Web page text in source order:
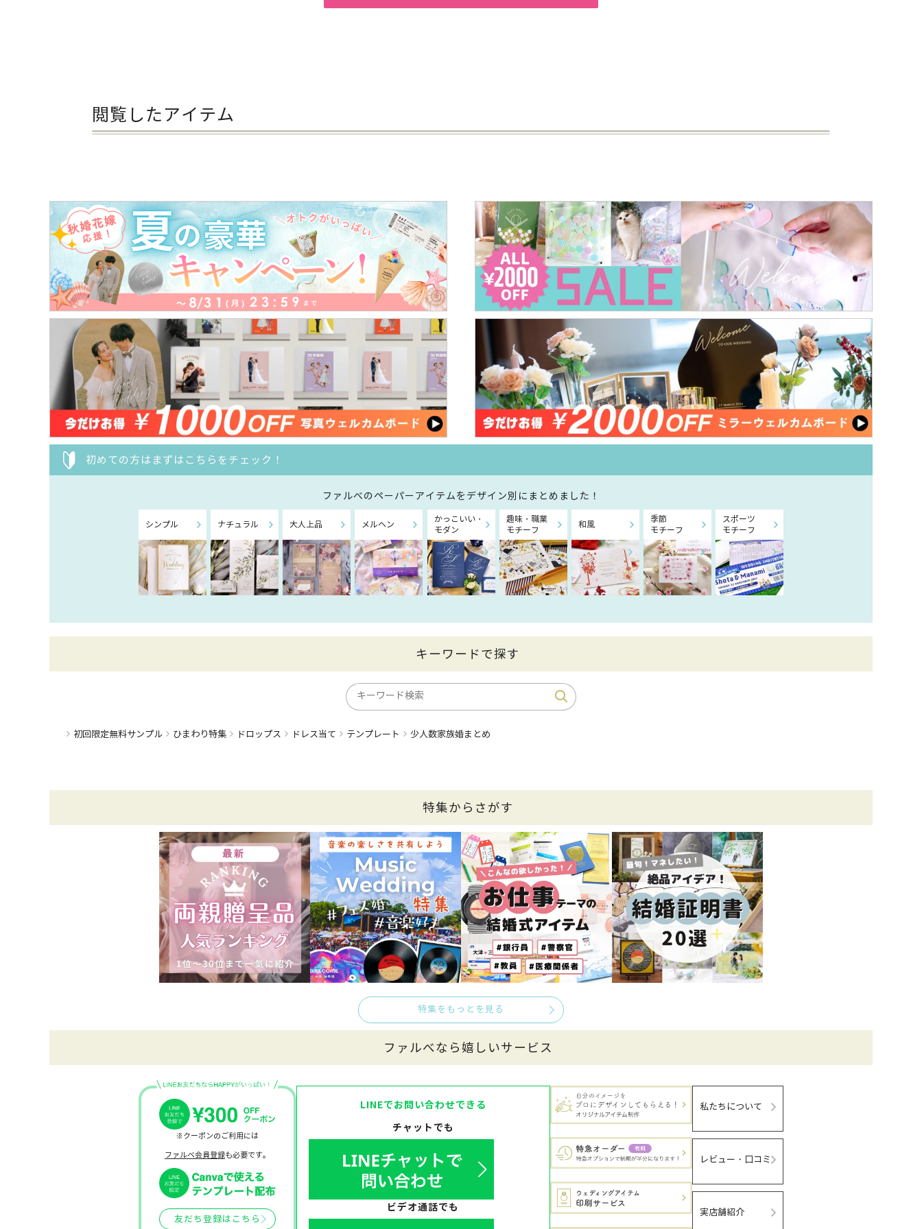
閲覧したアイテム
初めての方はまずはこちらをチェック！
ファルべのペーパーアイテムをデザイン別にまとめました！
シンプル ナチュラル 大人上品 メルヘン
かっこいい・
モダン
趣味・職業
モチーフ
和風
季節
モチーフ
スポーツ
モチーフ
キーワードで探す
初回限定無料サンプル ひまわり特集 ドロップス ドレス当て テンプレート 少人数家族婚まとめ
特集からさがす
特集をもっとを見る
ファルべなら嬉しいサービス
※クーポンのご利用には
ファルベ会員登録も必要です。
友だち登録はこちら
LINEでお問い合わせできる
チャットでも
ビデオ通話でも
私たちについて
レビュー・口コミ
実店舗紹介